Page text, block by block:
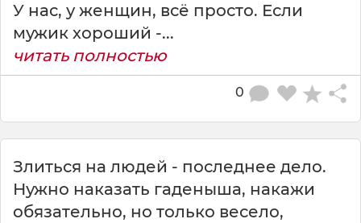
У нас, у женщин, всё просто. Если
мужик хороший -...
читать полностью
0
Злиться на людей - последнее дело.
Нужно наказать гаденыша, накажи
обязательно, но только весело,